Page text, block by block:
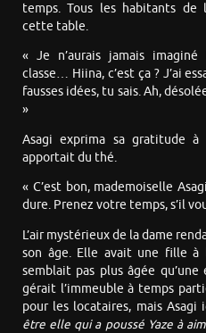
temps. Tous les habitants de
cette table.
« Je n’aurais jamais
classe… Hiina, c’est ça ? J’ai
fausses idées, tu sais. Ah,
»
Asagi exprima sa gratitude
apportait du thé.
« C’est bon, mademoiselle
dure. Prenez votre temps, s’il
L’air mystérieux de la dame
son âge. Elle avait une fille à
semblait pas plus âgée
gérait l’immeuble à temps
pour les locataires, mais Asagi
être elle qui a poussé Yaze à